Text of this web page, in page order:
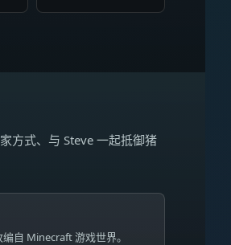
方式、与 Steve 一起抵御猪
自 Minecraft 游戏世界。